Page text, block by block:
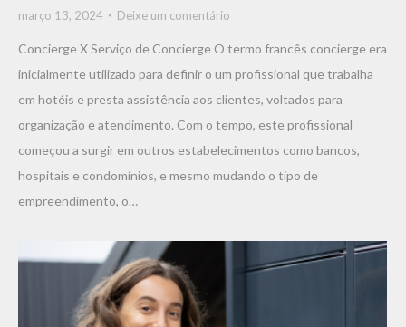
março 13, 2024
Deixe um comentário
Concierge X Serviço de Concierge O termo francês concierge era
inicialmente utilizado para definir o um profissional que trabalha
em hotéis e presta assistência aos clientes, voltados para
organização e atendimento. Com o tempo, este profissional
começou a surgir em outros estabelecimentos como bancos,
hospitais e condomínios, e mesmo mudando o tipo de
empreendimento, o…